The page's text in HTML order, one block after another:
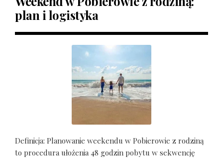
plan i logistyka
Definicja: Planowanie weekendu w Pobierowie z rodziną
to procedura ułożenia 48 godzin pobytu w sekwencję